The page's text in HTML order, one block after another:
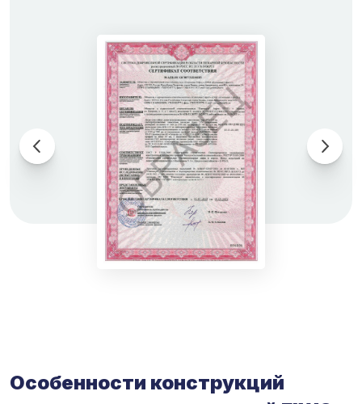
Особенности конструкций